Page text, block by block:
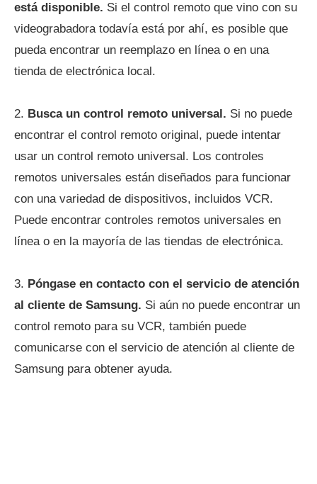
está disponible. Si el control remoto que vino con su
videograbadora todavía está por ahí, es posible que
pueda encontrar un reemplazo en línea o en una
tienda de electrónica local.
2. Busca un control remoto universal. Si no puede
encontrar el control remoto original, puede intentar
usar un control remoto universal. Los controles
remotos universales están diseñados para funcionar
con una variedad de dispositivos, incluidos VCR.
Puede encontrar controles remotos universales en
línea o en la mayoría de las tiendas de electrónica.
3. Póngase en contacto con el servicio de atención
al cliente de Samsung. Si aún no puede encontrar un
control remoto para su VCR, también puede
comunicarse con el servicio de atención al cliente de
Samsung para obtener ayuda.